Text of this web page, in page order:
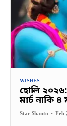
WISHES
হোলি
মার্চ নাকি
Star Shanto - Feb